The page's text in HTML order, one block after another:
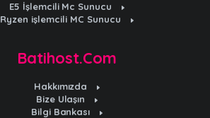
E5 İşlemcili Mc Sunucu
Ryzen işlemcili MC Sunucu
Batihost.Com
Hakkımızda
Bize Ulaşın
Bilgi Bankası